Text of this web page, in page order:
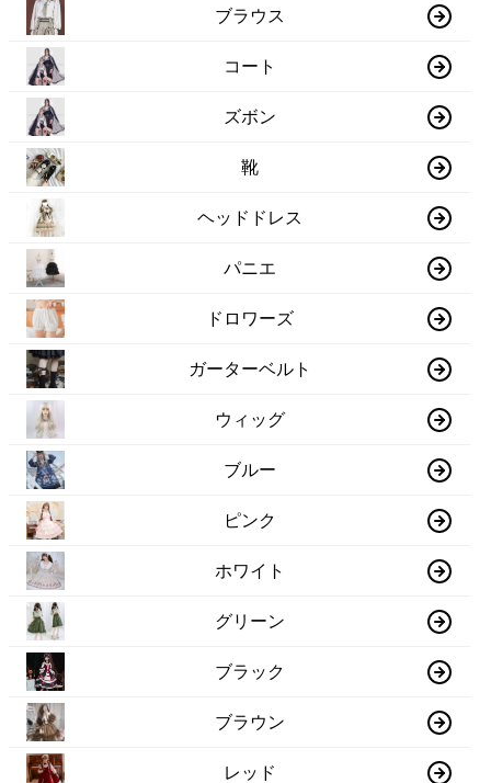
ブラウス
コート
ズボン
靴
ヘッドドレス
パニエ
ドロワーズ
ガーターベルト
ウィッグ
ブルー
ピンク
ホワイト
グリーン
ブラック
ブラウン
レッド